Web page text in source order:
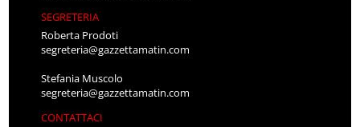
SEGRETERIA
Roberta Prodoti
segreteria@gazzettamatin.com
Stefania Muscolo
segreteria@gazzettamatin.com
CONTATTACI